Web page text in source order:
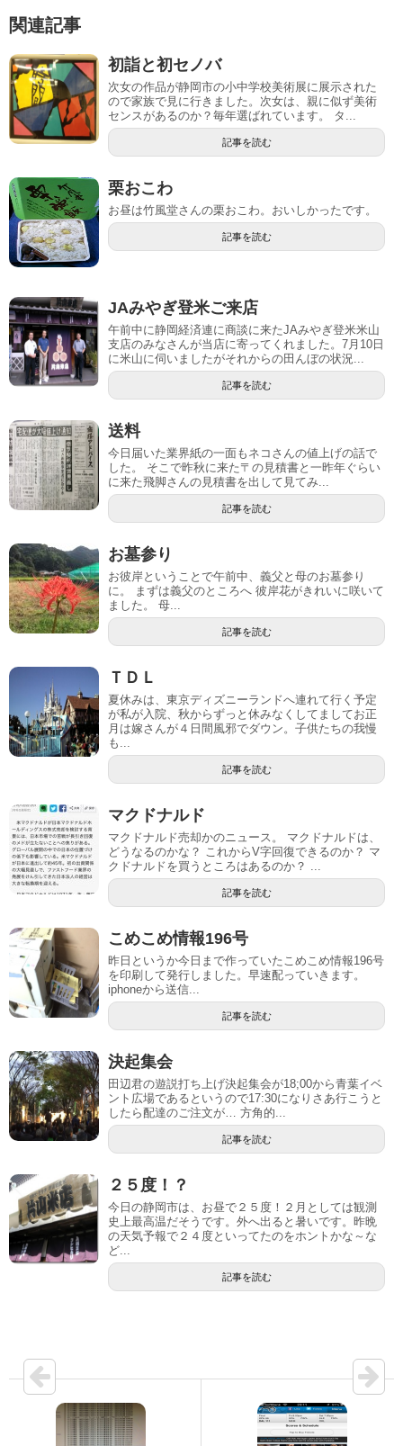
関連記事
初詣と初セノバ
次女の作品が静岡市の小中学校美術展に展示された
ので家族で見に行きました。次女は、親に似ず美術
センスがあるのか？毎年選ばれています。 タ...
記事を読む
栗おこわ
お昼は竹風堂さんの栗おこわ。おいしかったです。
記事を読む
JAみやぎ登米ご来店
午前中に静岡経済連に商談に来たJAみやぎ登米米山
支店のみなさんが当店に寄ってくれました。7月10日
に米山に伺いましたがそれからの田んぼの状況...
記事を読む
送料
今日届いた業界紙の一面もネコさんの値上げの話で
した。 そこで昨秋に来た〒の見積書と一昨年ぐらい
に来た飛脚さんの見積書を出して見てみ...
記事を読む
お墓参り
お彼岸ということで午前中、義父と母のお墓参り
に。 まずは義父のところへ 彼岸花がきれいに咲いて
ました。 母...
記事を読む
ＴＤＬ
夏休みは、東京ディズニーランドへ連れて行く予定
が私が入院、秋からずっと休みなくしてましてお正
月は嫁さんが４日間風邪でダウン。子供たちの我慢
も...
記事を読む
マクドナルド
マクドナルド売却かのニュース。 マクドナルドは、
どうなるのかな？ これからV字回復できるのか？ マ
クドナルドを買うところはあるのか？ ...
記事を読む
こめこめ情報196号
昨日というか今日まで作っていたこめこめ情報196号
を印刷して発行しました。早速配っていきます。
iphoneから送信...
記事を読む
決起集会
田辺君の遊説打ち上げ決起集会が18;00から青葉イベ
ント広場であるというので17:30になりさあ行こうと
したら配達のご注文が… 方角的...
記事を読む
２５度！？
今日の静岡市は、お昼で２５度！２月としては観測
史上最高温だそうです。外へ出ると暑いです。昨晩
の天気予報で２４度といってたのをホントかな～な
ど...
記事を読む